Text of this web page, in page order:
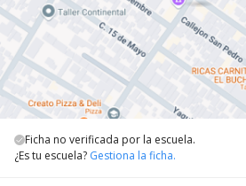
Ficha no verificada por la escuela.
¿Es tu escuela? Gestiona la ficha.